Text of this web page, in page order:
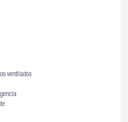
ventilados